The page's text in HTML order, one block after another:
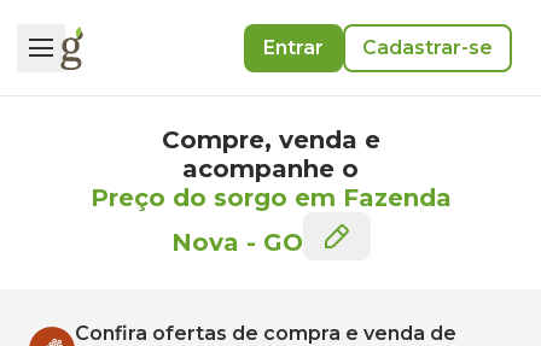
Entrar Cadastrar-se
Compre, venda e
acompanhe o
Preço do sorgo em Fazenda
Nova - GO
Confira ofertas de compra e venda de